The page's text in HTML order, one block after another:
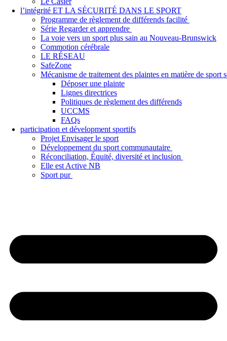
l’intégrité ET LA SÉCURITÉ DANS LE SPORT
Programme de règlement de différends facilité
Série Regarder et apprendre
La voie vers un sport plus sain au Nouveau-Brunswick
Commotion cérébrale
LE RÉSEAU
SafeZone
Mécanisme de traitement des plaintes en matière de
Déposer une plainte
Lignes directrices
Politiques de règlement des différends
UCCMS
FAQs
participation et dévelopment sportifs
Projet Envisager le sport
Développement du sport communautaire
Réconciliation, Équité, diversité et inclusion
Elle est Active NB
Sport pur